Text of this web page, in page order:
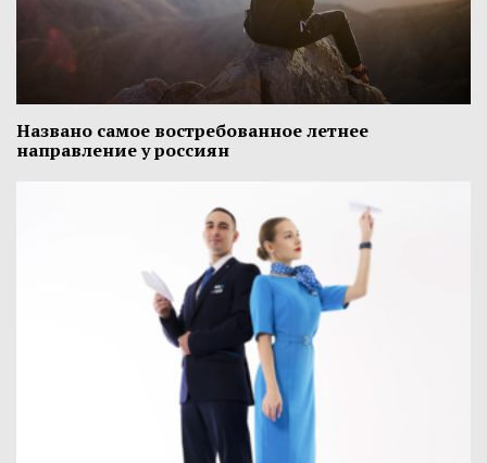
Названо самое востребованное летнее
направление у россиян